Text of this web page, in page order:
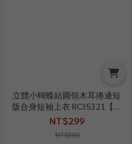
立體小蝴蝶結圓領木耳捲邊短
版合身短袖上衣 RC35321【現
+預】
NT$299
NT$580